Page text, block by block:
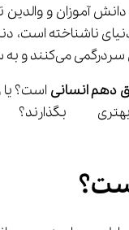
خصوصی می‌روند.
دهم انسانی